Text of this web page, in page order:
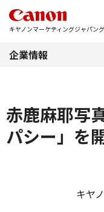
キヤノンマーケティングジャパン
企業情報
赤鹿麻耶写
パシー」を
キヤ